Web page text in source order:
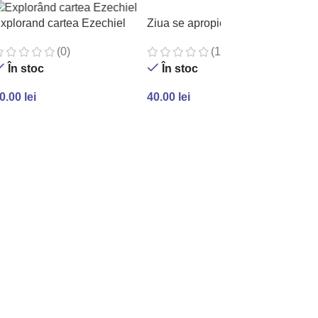
cartea Ezechiel
(0)
În stoc
lei
Ziua se apropie
(1)
În stoc
40.00 lei